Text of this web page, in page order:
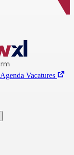
Agenda Vacatures